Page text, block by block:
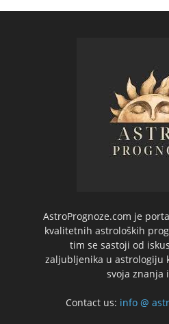
AstroPrognoze.com je
kvalitetnih astroloških
tim se sastoji od
zaljubljenika u astrologiju
svoja znanja
Contact us: info @